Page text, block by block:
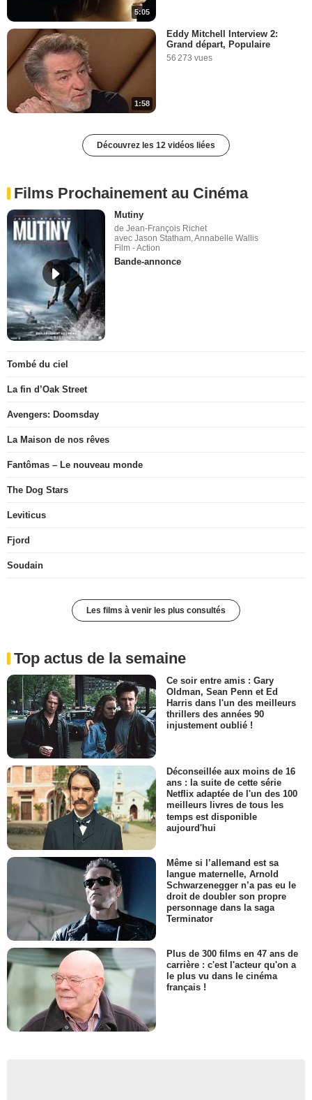
5:05
1:58
Eddy Mitchell Interview 2:
Grand départ, Populaire
56 273 vues
Découvrez les 12 vidéos liées
Films Prochainement au Cinéma
Mutiny
de Jean-François Richet
avec Jason Statham, Annabelle Wallis
Film - Action
Bande-annonce
Tombé du ciel
La fin d’Oak Street
Avengers: Doomsday
La Maison de nos rêves
Fantômas – Le nouveau monde
The Dog Stars
Leviticus
Fjord
Soudain
Les films à venir les plus consultés
Top actus de la semaine
Ce soir entre amis : Gary
Oldman, Sean Penn et Ed
Harris dans l'un des meilleurs
thrillers des années 90
injustement oublié !
Déconseillée aux moins de 16
ans : la suite de cette série
Netflix adaptée de l'un des 100
meilleurs livres de tous les
temps est disponible
aujourd'hui
Même si l’allemand est sa
langue maternelle, Arnold
Schwarzenegger n’a pas eu le
droit de doubler son propre
personnage dans la saga
Terminator
Plus de 300 films en 47 ans de
carrière : c'est l'acteur qu'on a
le plus vu dans le cinéma
français !